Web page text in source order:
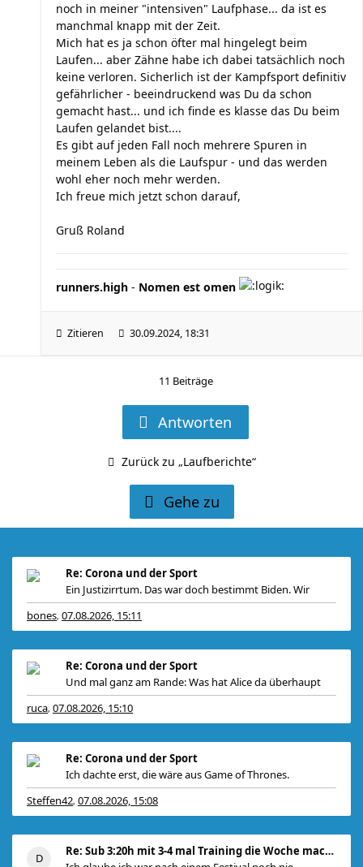
noch in meiner "intensiven" Laufphase... da ist es
manchmal knapp mit der Zeit.
Mich hat es ja schon öfter mal hingelegt beim
Laufen... aber Zähne habe ich dabei tatsächlich noch
keine verloren. Sicherlich ist der Kampfsport definitiv
gefährlicher - beeindruckend was Du da schon
gemacht hast... und ich finde es klasse das Du beim
Laufen gelandet bist....
Es gibt auf jeden Fall noch mehrere Spuren in
meinem Leben als die Laufspur - und das werden
wohl eher noch mehr werden.
Ich freue mich jetzt schon darauf,
Gruß Roland
runners.high - Nomen est omen
Zitieren 30.09.2024, 18:31
11 Beiträge
Antworten
Zurück zu „Laufberichte“
Gehe zu
Re: Corona und der Sport
Ein Justizirrtum. Das war doch bestimmt Biden. Wir
bones, 07.08.2026, 15:11
Re: Corona und der Sport
Und mal ganz am Rande: Was hat Alice da überhaupt
ruca, 07.08.2026, 15:10
Re: Corona und der Sport
Ich dachte erst, die wäre aus Game of Thrones.
Steffen42, 07.08.2026, 15:08
Re: Sub 3:20h mit 3-4 mal Training die Woche machb